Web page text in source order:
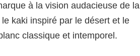
à la vision audacieuse de la
kaki inspiré par le désert et le
classique et intemporel.